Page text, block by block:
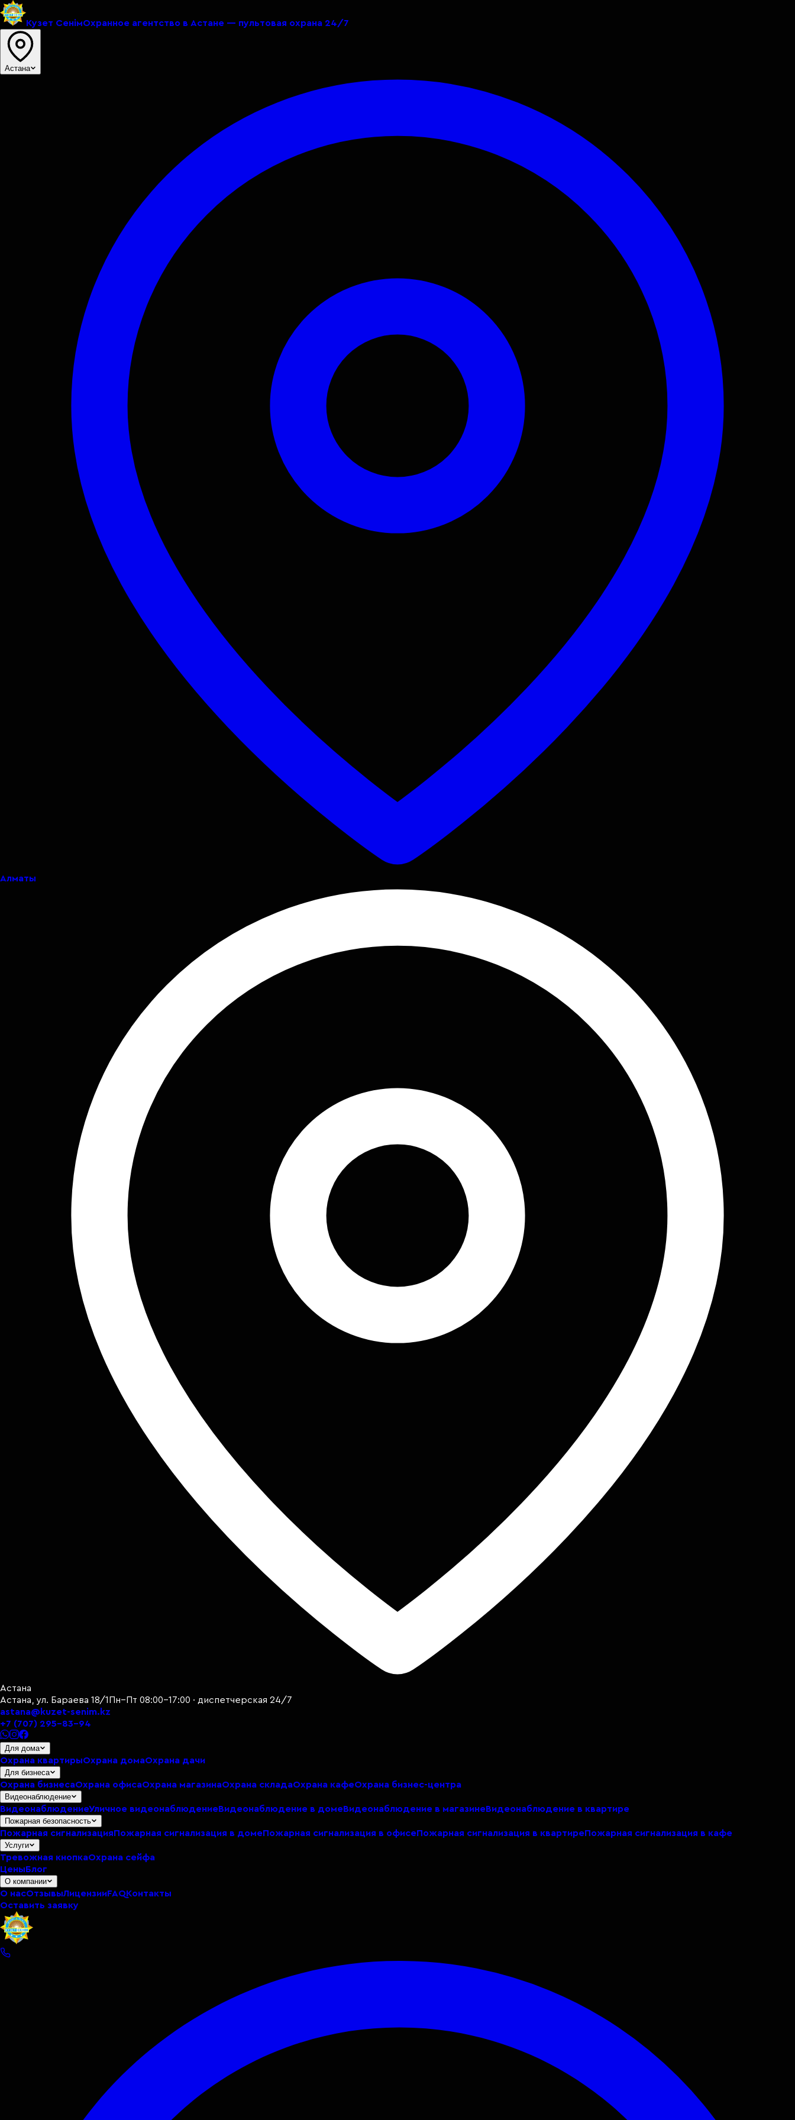
Кузет СенiмОхранное агентство в Астане — пультовая охрана 24/7
Астана
Алматы
Астана
Астана, ул. Бараева 18/1 Пн–Пт 08:00–17:00 · диспетчерская 24/7
astana@kuzet-senim.kz
+7 (707) 295-83-94
Для дома
Охрана квартирыОхрана домаОхрана дачи
Для бизнеса
Охрана бизнесаОхрана офисаОхрана магазинаОхрана складаОхрана кафеОхрана бизнес-центра
Видеонаблюдение
ВидеонаблюдениеУличное видеонаблюдениеВидеонаблюдение в домеВидеонаблюдение в магазинеВидеонаблюдение в квартире
Пожарная безопасность
Пожарная сигнализацияПожарная сигнализация в домеПожарная сигнализация в офисеПожарная сигнализация в квартиреПожарная сигнализация в кафе
Услуги
Тревожная кнопкаОхрана сейфа
ЦеныБлог
О компании
О насОтзывыЛицензииFAQКонтакты
Оставить заявку